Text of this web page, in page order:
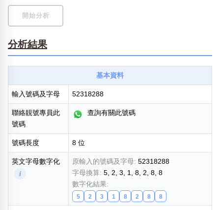
清除全部分類
熱門分類
888尾
999尾 777尾 9字頭
清除全部分類
搜尋
開始分析
分析結果
基本資料
輸入號碼及字母 52318288
聯絡靚號專員此
號碼
查詢有關此號碼
號碼長度 8 位
英文字母數字化
i
原輸入的號碼及字母: 52318288
字母換算: 5, 2, 3, 1, 8, 2, 8, 8
數字化結果:
5 2 3 1 8 2 8 8